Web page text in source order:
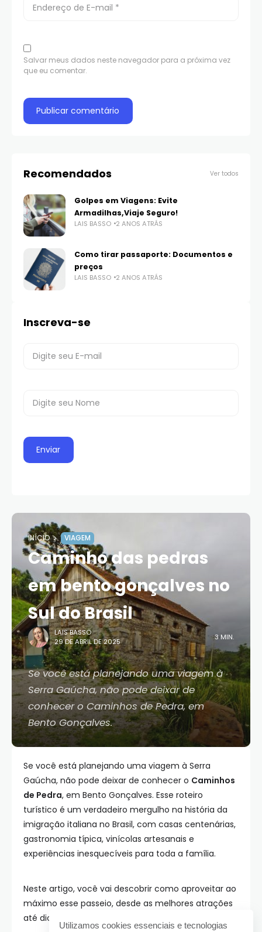
Salvar meus dados neste navegador para a próxima vez
que eu comentar.
Recomendados Ver todos
Golpes em Viagens: Evite
Armadilhas,Viaje Seguro!
LAIS BASSO 2 ANOS ATRÁS
Como tirar passaporte: Documentos e
preços
LAIS BASSO 2 ANOS ATRÁS
Inscreva-se
INÍCIO VIAGEM
Caminho das pedras
em bento gonçalves no
Sul do Brasil
LAIS BASSO
29 DE ABRIL DE 2025
3 MIN.
Se você está planejando uma viagem à
Serra Gaúcha, não pode deixar de
conhecer o Caminhos de Pedra, em
Bento Gonçalves.
Se você está planejando uma viagem à Serra
Gaúcha, não pode deixar de conhecer o Caminhos
de Pedra, em Bento Gonçalves. Esse roteiro
turístico é um verdadeiro mergulho na história da
imigração italiana no Brasil, com casas centenárias,
gastronomia típica, vinícolas artesanais e
experiências inesquecíveis para toda a família.
Neste artigo, você vai descobrir como aproveitar ao
máximo esse passeio, desde as melhores atrações
até dicas práticas para sua visita. Vamos lá?
Utilizamos cookies essenciais e tecnologias